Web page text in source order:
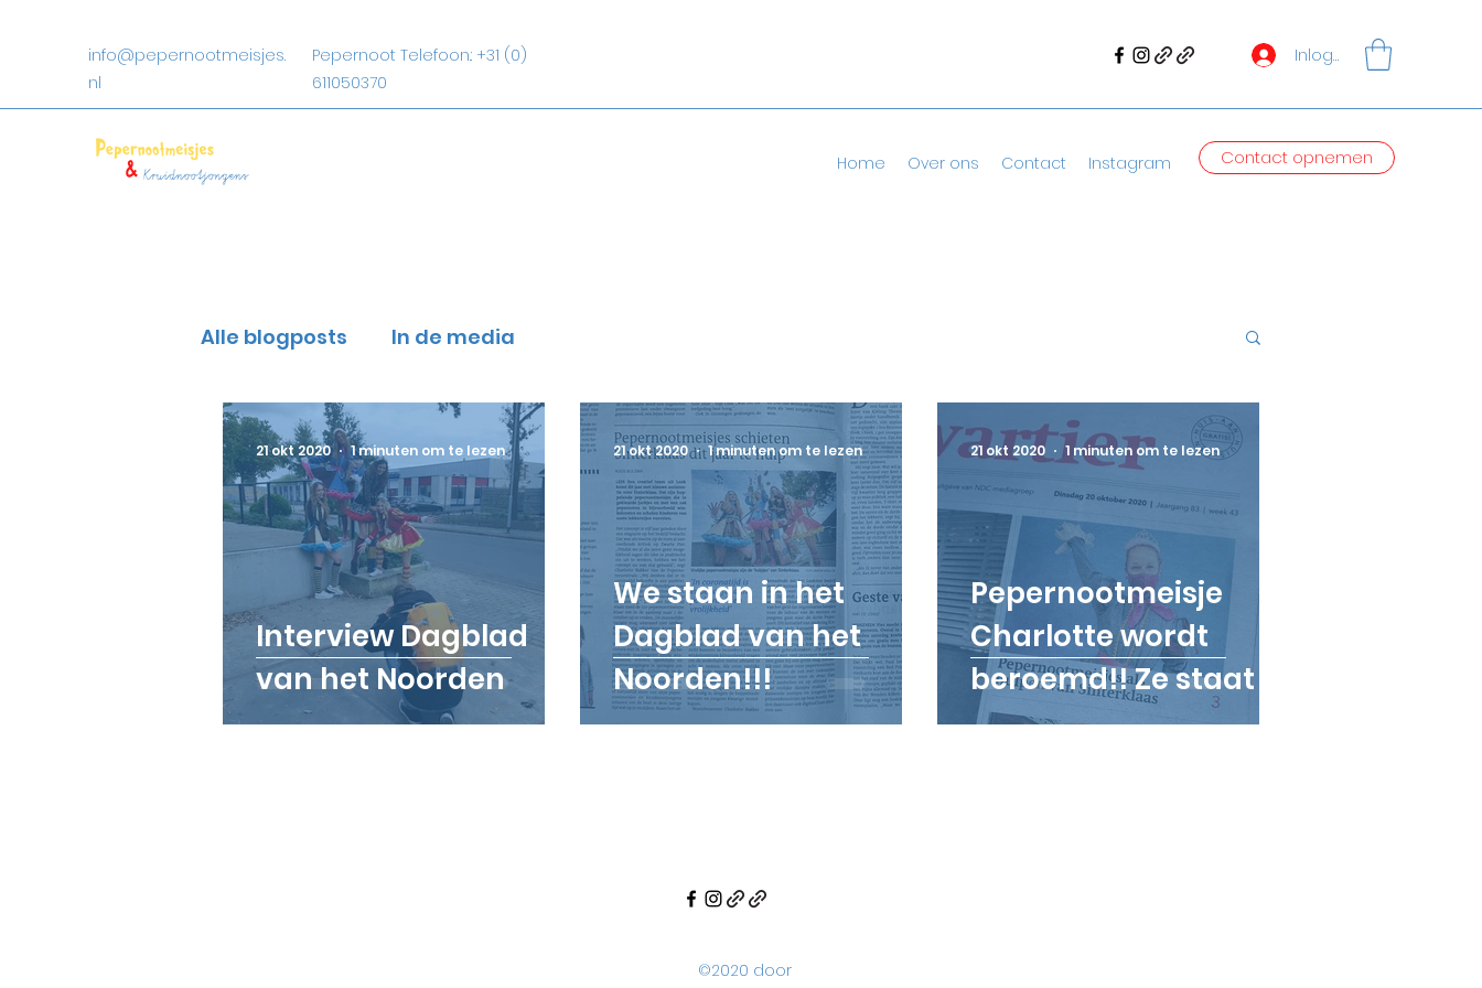
info@pepernootmeisjes.
nl
Pepernoot Telefoon.: +31 (0)
611050370
Inloggen
Home Over ons Contact Instagram Contact opnemen
Alle blogposts In de media
Interview Dagblad
van het Noorden
21 okt 2020 1 minuten om te lezen
We staan in het
Dagblad van het
Noorden!!!
21 okt 2020 1 minuten om te lezen
Pepernootmeisje
Charlotte wordt
beroemd!! Ze staat in
supergroot in het
21 okt 2020 1 minuten om te lezen
©2020 door